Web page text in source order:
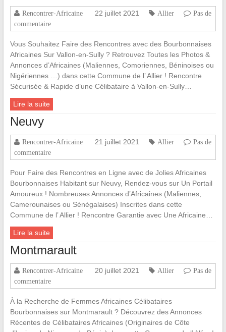
Rencontrer-Africaine 22 juillet 2021 Allier
Pas de
commentaire
Vous Souhaitez Faire des Rencontres avec des Bourbonnaises
Africaines Sur Vallon-en-Sully ? Retrouvez Toutes les Photos &
Annonces d’Africaines (Maliennes, Comoriennes, Béninoises ou
Nigériennes …) dans cette Commune de l’ Allier ! Rencontre
Sécurisée & Rapide d’une Célibataire à Vallon-en-Sully…
Lire la suite
Neuvy
Rencontrer-Africaine 21 juillet 2021 Allier
Pas de
commentaire
Pour Faire des Rencontres en Ligne avec de Jolies Africaines
Bourbonnaises Habitant sur Neuvy, Rendez-vous sur Un Portail
Amoureux ! Nombreuses Annonces d’Africaines (Maliennes,
Camerounaises ou Sénégalaises) Inscrites dans cette
Commune de l’ Allier ! Rencontre Garantie avec Une Africaine…
Lire la suite
Montmarault
Rencontrer-Africaine 20 juillet 2021 Allier
Pas de
commentaire
À la Recherche de Femmes Africaines Célibataires
Bourbonnaises sur Montmarault ? Découvrez des Annonces
Récentes de Célibataires Africaines (Originaires de Côte